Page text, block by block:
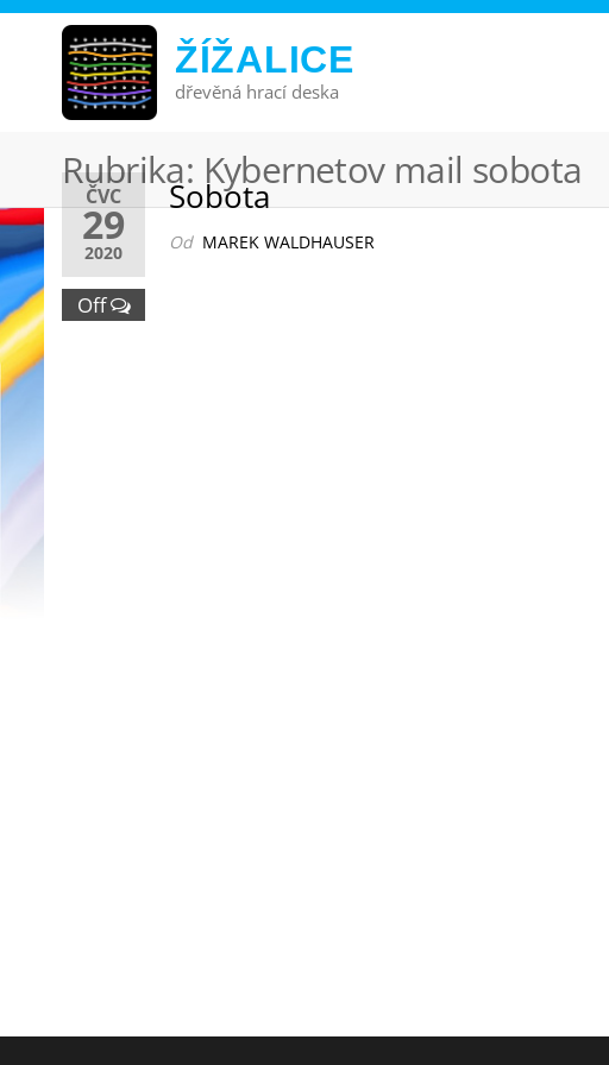
ŽÍŽALICE
dřevěná hrací deska
Rubrika: Kybernetov mail sobota
ČVC
29
2020
Off
Sobota
Od MAREK WALDHAUSER